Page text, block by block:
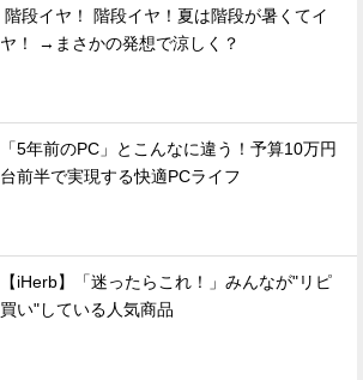
階段イヤ！ 階段イヤ！夏は階段が暑くてイ
ヤ！ →まさかの発想で涼しく？
「5年前のPC」とこんなに違う！予算10万円
台前半で実現する快適PCライフ
【iHerb】「迷ったらこれ！」みんなが"リピ
買い"している人気商品